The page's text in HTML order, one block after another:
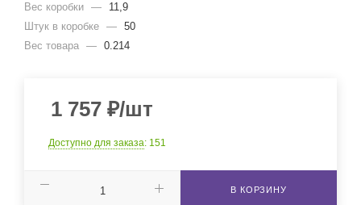
Вес коробки —
11,9
Штук в коробке — 50
Вес товара — 0.214
1 757 ₽/шт
Доступно для заказа: 151
В КОРЗИНУ